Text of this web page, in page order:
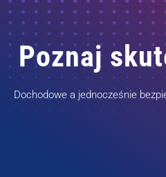
Poznaj
Dochodowe a jednocześnie